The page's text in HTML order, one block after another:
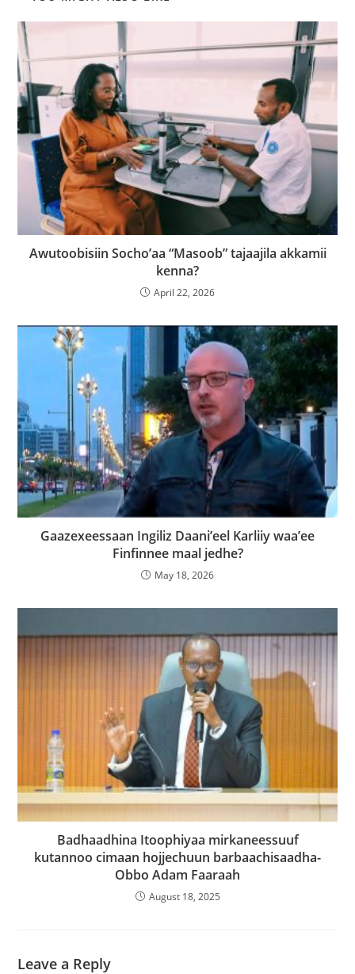
Awutoobisiin Socho’aa “Masoob” tajaajila akkamii
kenna?
April 22, 2026
Gaazexeessaan Ingiliz Daani’eel Karliiy waa’ee
Finfinnee maal jedhe?
May 18, 2026
Badhaadhina Itoophiyaa mirkaneessuuf
kutannoo cimaan hojjechuun barbaachisaadha-
Obbo Adam Faaraah
August 18, 2025
Leave a Reply